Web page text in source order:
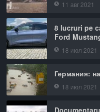
11 авг 2021
8 lucruri pe
Ford
18 июл 2021
Германия:
18 июл 2021